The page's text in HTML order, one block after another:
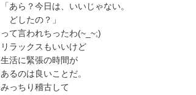
「あら？今日は、いいじゃない。
どしたの？」
って言われちったわ(~_~;)
リラックスもいいけど
生活に緊張の時間が
あるのは良いことだ。
みっちり稽古して